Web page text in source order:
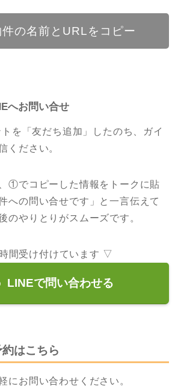
の名前とURLをコピー
へお問い合せ
を「友だち追加」したのち、ガイ
ください。
①でコピーした情報をトークに貼
への問い合せです」と一言伝えて
のやりとりがスムーズです。
間受け付けています ▽
LINEで問い合わせる
はこちら
にお問い合わせください。